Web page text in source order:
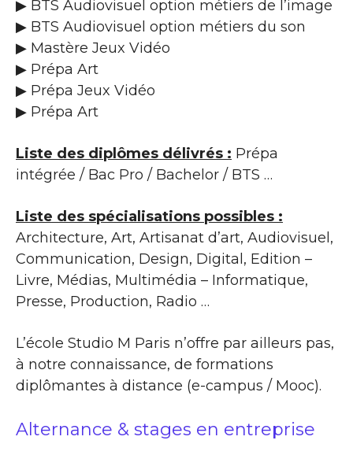
▶ BTS Audiovisuel option métiers de l’image
▶ BTS Audiovisuel option métiers du son
▶ Mastère Jeux Vidéo
▶ Prépa Art
▶ Prépa Jeux Vidéo
▶ Prépa Art
Liste des diplômes délivrés : Prépa
intégrée / Bac Pro / Bachelor / BTS …
Liste des spécialisations possibles :
Architecture, Art, Artisanat d’art, Audiovisuel,
Communication, Design, Digital, Edition –
Livre, Médias, Multimédia – Informatique,
Presse, Production, Radio …
L’école Studio M Paris n’offre par ailleurs pas,
à notre connaissance, de formations
diplômantes à distance (e-campus / Mooc).
Alternance & stages en entreprise